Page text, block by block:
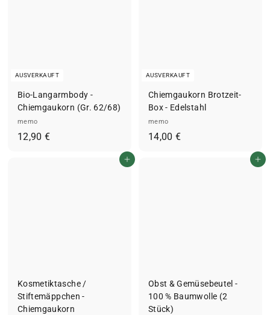
AUSVERKAUFT
Bio-Langarmbody -
Chiemgaukorn (Gr. 62/68)
memo
12,90 €1
AUSVERKAUFT
Chiemgaukorn Brotzeit-
Box - Edelstahl
memo
14,00 €1
In den Einkaufswagen legen
Kosmetiktasche /
Stiftemäppchen -
Chiemgaukorn
In den Einkaufswagen legen
Obst & Gemüsebeutel -
100 % Baumwolle (2
Stück)